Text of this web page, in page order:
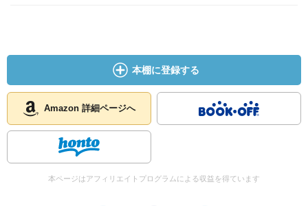
本棚に登録する
Amazon 詳細ページへ
本ページはアフィリエイトプログラムによる収益を得ています